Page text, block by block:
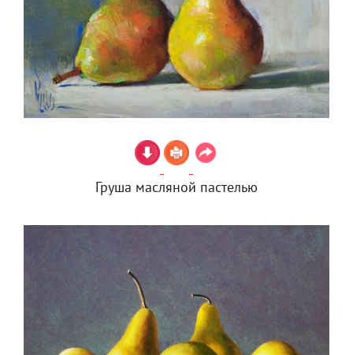
Груша масляной пастелью